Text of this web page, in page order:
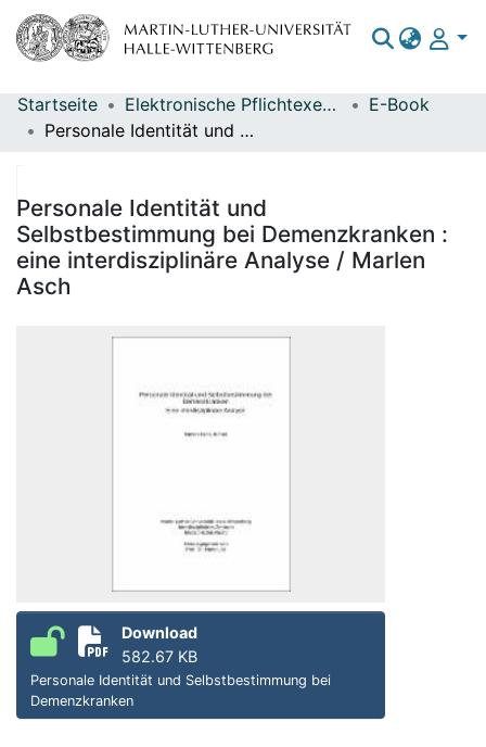
Bereiche & Sammlungen
Statistiken
Startseite Elektronische Pflichtexemplare
E-Book
Personale Identität und Selbstbestimmung bei Demenzkranken : eine interdisziplinäre Analyse / Marlen Asch
Personale Identität und
Selbstbestimmung bei Demenzkranken :
eine interdisziplinäre Analyse / Marlen
Asch
Download
582.67 KB
Personale Identität und Selbstbestimmung bei
Demenzkranken